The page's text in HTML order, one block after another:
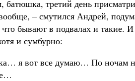
батюшка, третий день
– смутился Андрей,
бывают в подвалах и такие. И
и сумбурно:
я вот все думаю… По ночам